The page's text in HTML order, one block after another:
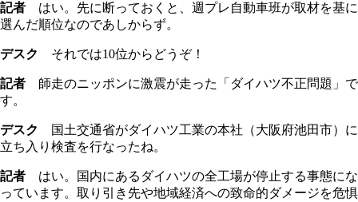
記者 はい。先に断っておくと、週プレ自動車班が取材を基に
選んだ順位なのであしからず。
デスク それでは10位からどうぞ！
記者 師走のニッポンに激震が走った「ダイハツ不正問題」で
す。
デスク
国土交通省がダイハツ工業の本社（大阪府池田市）に
立ち入り検査を行なったね。
記者 はい。国内にあるダイハツの全工場が停止する事態にな
っています。取り引き先や地域経済への致命的ダメージを危惧